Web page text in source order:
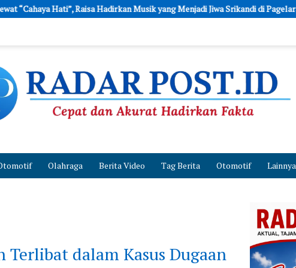
Musik yang Menjadi Jiwa Srikandi di Pagelaran Sabang Merauke 2026
Olahraga Berita Video Tag Berita Otomotif Lainnya
Terlibat dalam Kasus Dugaan